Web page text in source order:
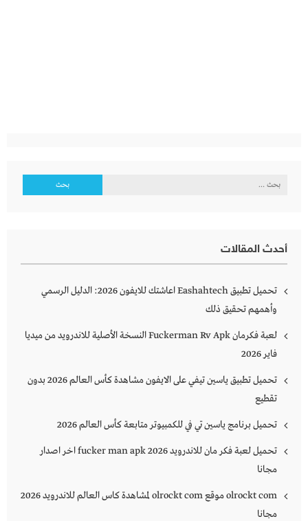
البحث
أحدث المقالات
تحميل تطبيق Eashahtech اعاشتك للايفون 2026: الدليل الرسمي
وأهمهم تحقيق ذلك
لعبة فكرمان Fuckerman Rv Apk النسخة الأصلية للاندرويد من ميديا
فاير 2026
تحميل تطبيق ياسين تيفي على الايفون مشاهدة كأس العالم 2026 بدون
تقطيع
تحميل برنامج ياسين تي في للكمبيوتر متابعة كأس العالم 2026
تحميل لعبة فكر مان للاندرويد 2026 fucker man apk اخر اصدار
مجانا
olrockt com موقع olrockt com لمشاهدة كاس العالم للاندرويد 2026
مجانا